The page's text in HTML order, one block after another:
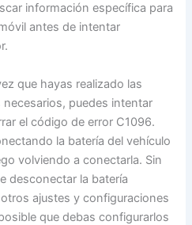
información específica para
antes de intentar
que hayas realizado las
puedes intentar
el código de error C1096.
la batería del vehículo
volviendo a conectarla. Sin
desconectar la batería
ajustes y configuraciones
que debas configurarlos